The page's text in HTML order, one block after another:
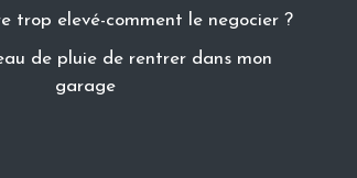
trop elevé-comment le negocier ?
de pluie de rentrer dans mon
garage